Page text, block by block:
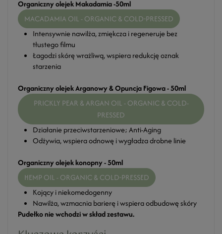
Organiczny olejek Makadamia -50ml
MACADAMIA OIL - ORGANIC & COLD-PRESSED
Intensywnie nawilża, zmiękcza i regeneruje bez
tłustego filmu
Łagodzi skórę wrażliwą, wspiera redukcję oznak
starzenia
Organiczny olejek Arganowy & Opuncja Figowa - 50ml
PRICKLY PEAR & ARGAN OIL - ORGANIC & COLD-
PRESSED
Działanie przeciwstarzeniowe; Anti-Aging
Odżywia, wspiera odnowę i wygładza drobne linie
Organiczny olejek konopny - 50ml
HEMP OIL - ORGANIC & COLD-PRESSED
Kojący i niekomedogenny
Nawilża, wzmacnia barierę i wspiera odbudowę skóry
Pudełko nie wchodzi w skład zestawu.